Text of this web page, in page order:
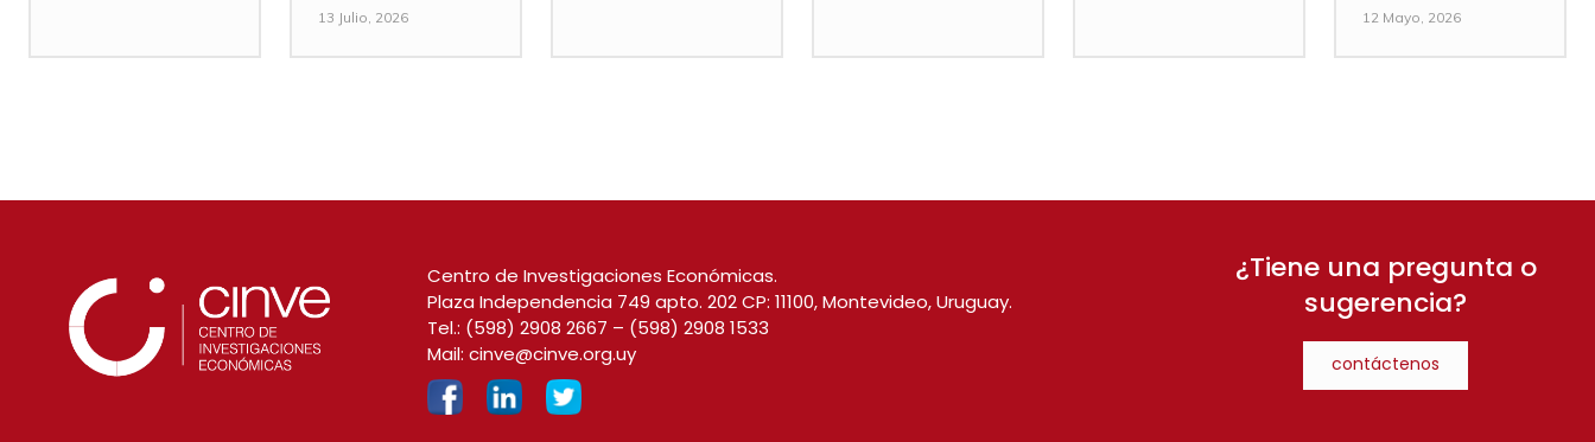
13 Julio, 2026 12 Mayo, 2026
Centro de Investigaciones Económicas.
Plaza Independencia 749 apto. 202 CP: 11100, Montevideo, Uruguay.
Tel.: (598) 2908 2667 – (598) 2908 1533
Mail: cinve@cinve.org.uy
¿Tiene una pregunta o
sugerencia?
contáctenos